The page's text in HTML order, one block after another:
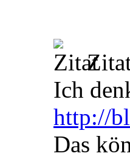
Ich
http://
Das